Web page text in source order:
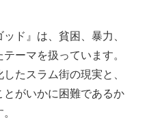
ッド』は、貧困、暴力、
ーマを扱っています。
たスラム街の現実と、
とがいかに困難であるか